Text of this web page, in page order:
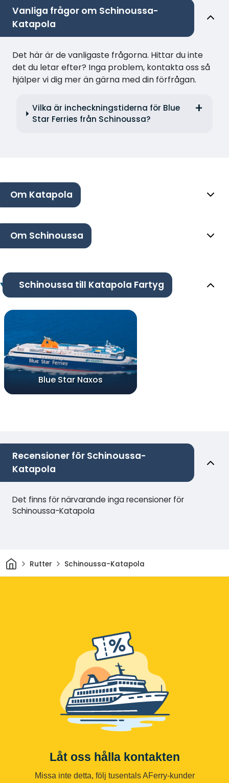
Vanliga frågor om Schinoussa-
Katapola
Det här är de vanligaste frågorna. Hittar du inte
det du letar efter? Inga problem, kontakta oss så
hjälper vi dig mer än gärna med din förfrågan.
Vilka är incheckningstiderna för Blue
Star Ferries från Schinoussa?
Om Katapola
Om Schinoussa
Schinoussa till Katapola Fartyg
Blue Star Naxos
Recensioner för Schinoussa-
Katapola
Det finns för närvarande inga recensioner för
Schinoussa-Katapola
HemRutter Schinoussa-Katapola
Låt oss hålla kontakten
Missa inte detta, följ tusentals AFerry-kunder